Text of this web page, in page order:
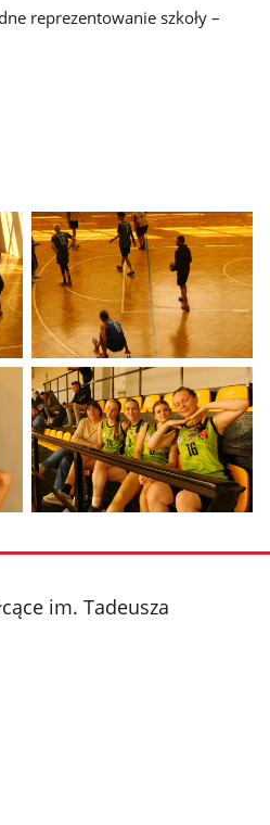
reprezentowanie szkoły –
Pokaż
zdjęcie
2
z
galerii.
galerii.
im. Tadeusza